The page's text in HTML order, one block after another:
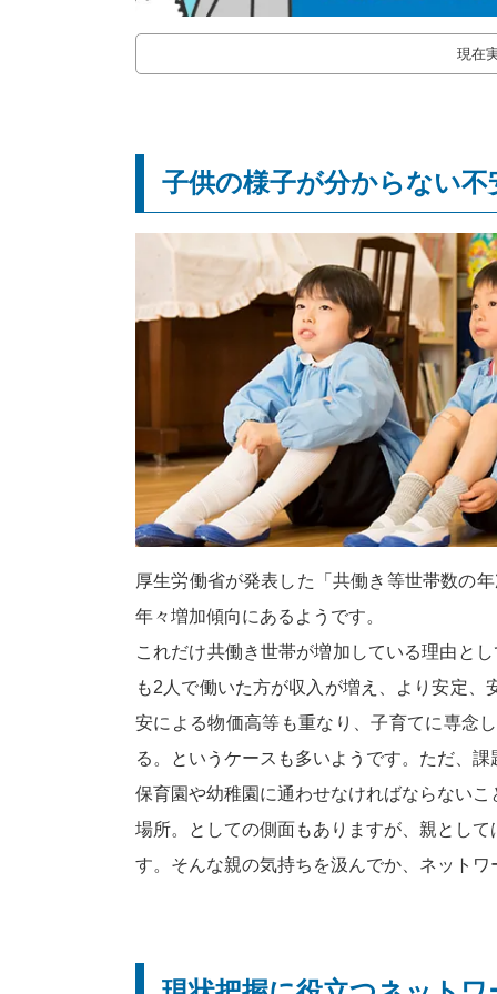
現在
子供の様子が分からない不
厚生労働省が発表した「共働き等世帯数の
年々増加傾向にあるようです。
これだけ共働き世帯が増加している理由と
も2人で働いた方が収入が増え、より安定
安による物価高等も重なり、子育てに専念
る。というケースも多いようです。ただ、
保育園や幼稚園に通わせなければならない
場所。としての側面もありますが、親とし
す。そんな親の気持ちを汲んでか、ネット